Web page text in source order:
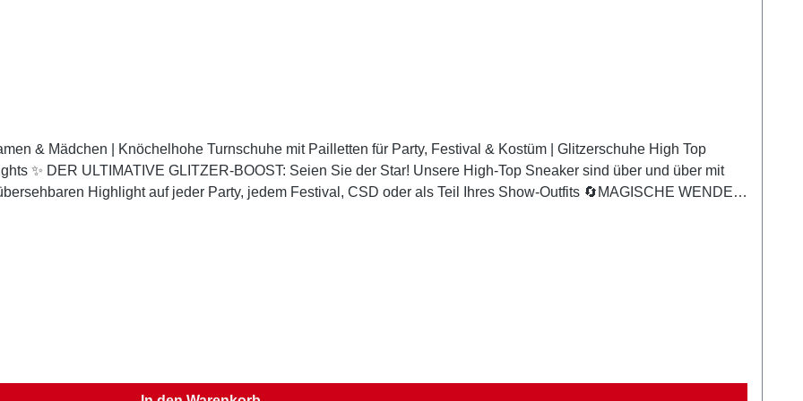
& Mädchen | Knöchelhohe Turnschuhe mit Pailletten für Party, Festival & Kostüm | Glitzerschuhe High Top
Highlight auf jeder Party, jedem Festival, CSD oder als Teil Ihres Show-Outfits 🔄MAGISCHE WENDE-
Pailletten-Sneaker in einer Galaxie von